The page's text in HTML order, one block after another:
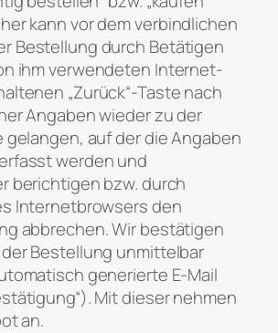
kann vor dem verbindlichen
Bestellung durch Betätigen
ihm verwendeten Internet-
„Zurück“-Taste nach
Angaben wieder zu der
auf der die Angaben
werden und
berichtigen bzw. durch
Internetbrowsers den
abbrechen. Wir bestätigen
Bestellung unmittelbar
generierte E-Mail
Mit dieser nehmen
an.